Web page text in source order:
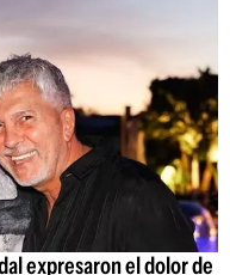
expresaron el dolor de